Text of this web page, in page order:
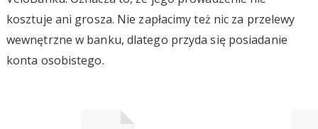
kosztuje ani grosza. Nie zapłacimy też nic za przelewy
wewnętrzne w banku, dlatego przyda się posiadanie
konta osobistego.